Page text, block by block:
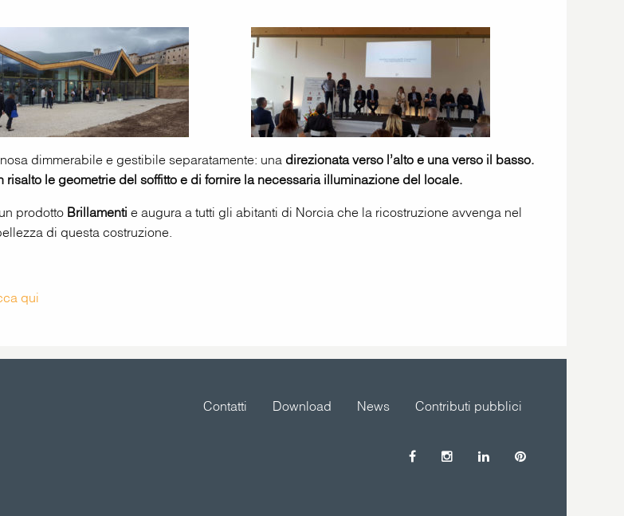
dimmerabile e gestibile separatamente: una direzionata verso l’alto e una verso il basso.
le geometrie del soffitto e di fornire la necessaria illuminazione del locale.
prodotto Brillamenti e augura a tutti gli abitanti di Norcia che la ricostruzione avvenga nel
di questa costruzione.
qui
Contributi pubblici
News
Download
Contatti